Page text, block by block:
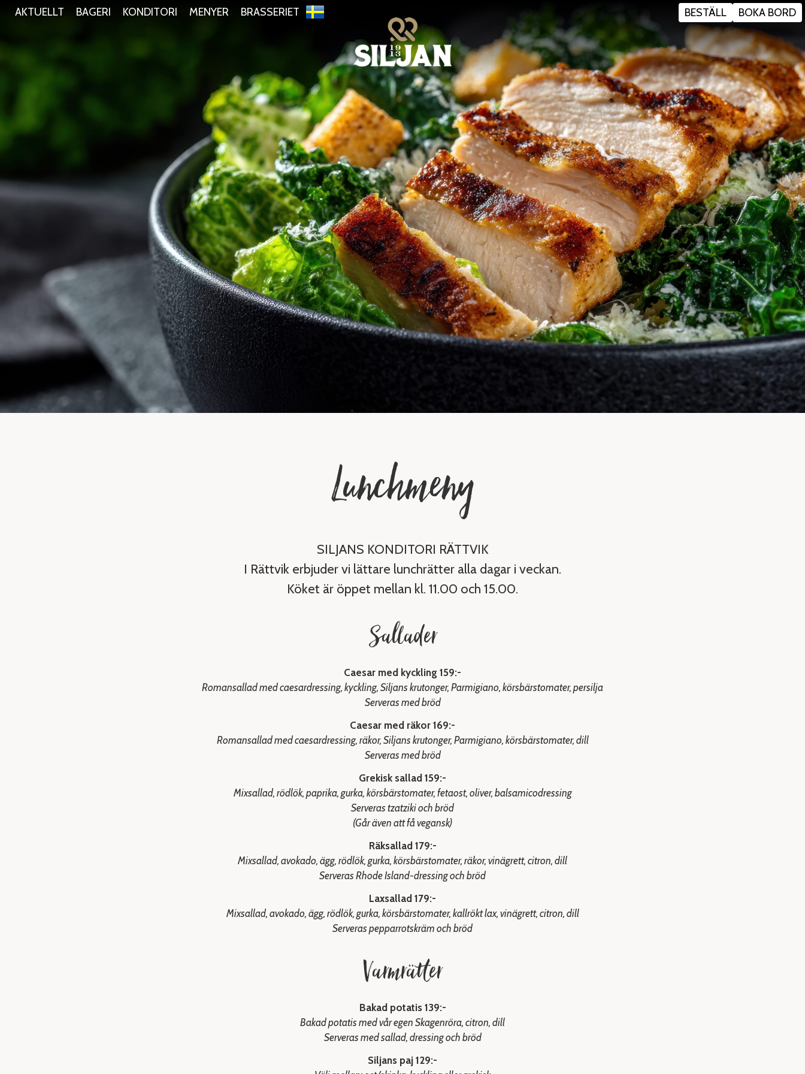
AKTUELLT BAGERI KONDITORI MENYER BRASSERIET BESTÄLL BOKA BORD
Lunchmeny
SILJANS KONDITORI RÄTTVIK
I Rättvik erbjuder vi lättare lunchrätter alla dagar i veckan.
Köket är öppet mellan kl. 11.00 och 15.00.
Sallader
Caesar med kyckling 159:-
Romansallad med caesardressing, kyckling, Siljans krutonger, Parmigiano, körsbärstomater, persilja
Serveras med bröd
Caesar med räkor 169:-
Romansallad med caesardressing, räkor, Siljans krutonger, Parmigiano, körsbärstomater, dill
Serveras med bröd
Grekisk sallad 159:-
Mixsallad, rödlök, paprika, gurka, körsbärstomater, fetaost, oliver, balsamicodressing
Serveras tzatziki och bröd
(Går även att få vegansk)
Räksallad 179:-
Mixsallad, avokado, ägg, rödlök, gurka, körsbärstomater, räkor, vinägrett, citron, dill
Serveras Rhode Island-dressing och bröd
Laxsallad 179:-
Mixsallad, avokado, ägg, rödlök, gurka, körsbärstomater, kallrökt lax, vinägrett, citron, dill
Serveras pepparrotskräm och bröd
Varmrätter
Bakad potatis 139:-
Bakad potatis med vår egen Skagenröra, citron, dill
Serveras med sallad, dressing och bröd
Siljans paj 129:-